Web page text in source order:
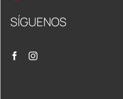
SÍGUENOS